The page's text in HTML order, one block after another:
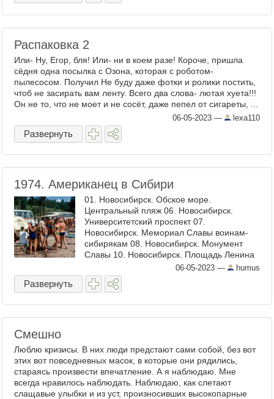
Распаковка 2
Или- Ну, Егор, бля! Или- ни в коем разе! Короче, пришла
сёдня одна посылка с Озона, которая с роботом-
пылесосом. Получил Не буду даже фотки и ролики постить,
чтоб не засирать вам ленту. Всего два слова- лютая хуета!!!
Он не то, что не моет и не сосёт, даже пепел от сигареты, ...
06-05-2023 — lexa110
Развернуть
1974. Американец в Сибири
01. Новосибирск. Обское море.
Центральный пляж 06. Новосибирск.
Университетский проспект 07.
Новосибирск. Мемориал Славы воинам-
сибирякам 08. Новосибирск. Монумент
Славы 10. Новосибирск. Площадь Ленина
11. Иркутск. Улица Ленина на перекрестке
с ...
06-05-2023 — humus
Развернуть
Смешно
Люблю кризисы. В них люди предстают сами собой, без вот
этих вот повседневных масок, в которые они рядились,
стараясь произвести впечатление. А я наблюдаю. Мне
всегда нравилось наблюдать. Наблюдаю, как слетают
слащавые улыбки и из уст, произносивших высокопарные